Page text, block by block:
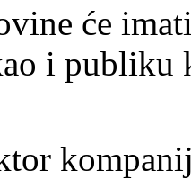
će
i publiku